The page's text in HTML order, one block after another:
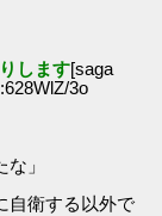
します[saga
3o
」
自衛する以外で